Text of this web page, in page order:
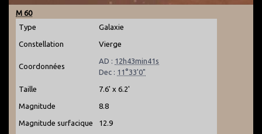
M 60
Type
Galaxie
Constellation Vierge
Coordonnées
AD : 12h43min41s
Dec : 11°33'0"
Taille 7.6' x 6.2'
Magnitude 8.8
Magnitude surfacique 12.9